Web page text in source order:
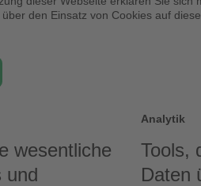
den Einsatz von Cookies auf
wesentliche
und
Analytik
Tools,
Daten